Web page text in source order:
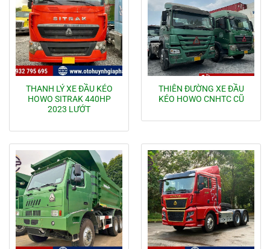
THANH LÝ XE ĐẦU KÉO
HOWO SITRAK 440HP
2023 LƯỚT
THIÊN ĐƯỜNG XE ĐẦU
KÉO HOWO CNHTC CŨ